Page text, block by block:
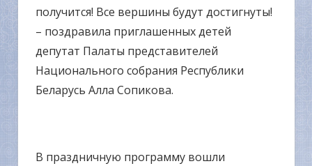
получится! Все вершины будут достигнуты!
– поздравила приглашенных детей
депутат Палаты представителей
Национального собрания Республики
Беларусь Алла Сопикова.
В праздничную программу вошли